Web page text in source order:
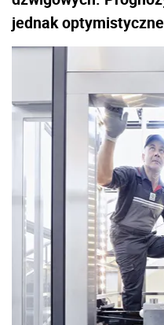
jednak